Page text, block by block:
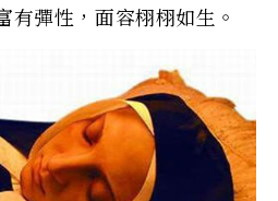
有彈性，面容栩栩如生。